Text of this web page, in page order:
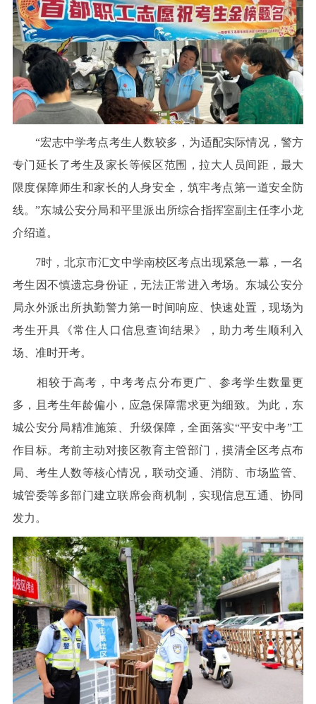
“宏志中学考点考生人数较多，为适配实际情况，警方
专门延长了考生及家长等候区范围，拉大人员间距，最大
限度保障师生和家长的人身安全，筑牢考点第一道安全防
线。”东城公安分局和平里派出所综合指挥室副主任李小龙
介绍道。
7时，北京市汇文中学南校区考点出现紧急一幕，一名
考生因不慎遗忘身份证，无法正常进入考场。东城公安分
局永外派出所执勤警力第一时间响应、快速处置，现场为
考生开具《常住人口信息查询结果》，助力考生顺利入
场、准时开考。
相较于高考，中考考点分布更广、参考学生数量更
多，且考生年龄偏小，应急保障需求更为细致。为此，东
城公安分局精准施策、升级保障，全面落实“平安中考”工
作目标。考前主动对接区教育主管部门，摸清全区考点布
局、考生人数等核心情况，联动交通、消防、市场监管、
城管委等多部门建立联席会商机制，实现信息互通、协同
发力。